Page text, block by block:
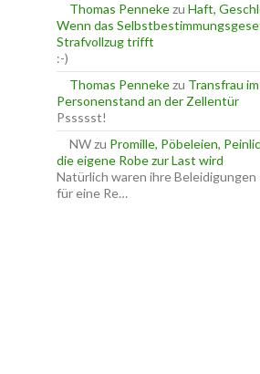
Thomas Pennekezu Haft,
Wenn das
Strafvollzug trifft
:-)
Thomas Pennekezu Transfrau
Personenstand an der Zellentür
Pssssst!
NWzu Promille, Pöbeleien,
die eigene Robe zur Last wird
Natürlich waren ihre Beleidigungen
für eine Re…